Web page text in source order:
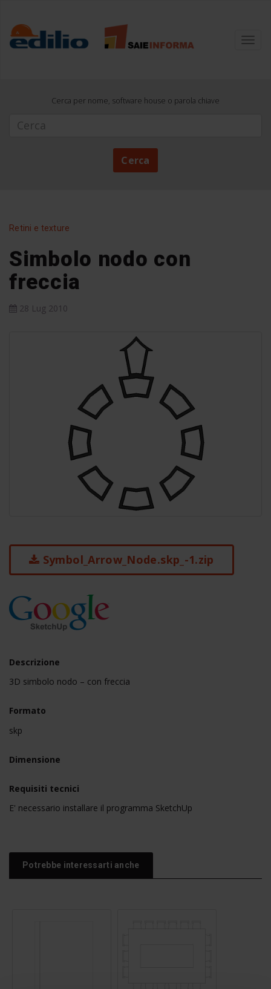
Cerca per nome, software house o parola chiave
Cerca
Retini e texture
Simbolo nodo con
freccia
28 Lug 2010
Symbol_Arrow_Node.skp_-1.zip
Descrizione
3D simbolo nodo – con freccia
Formato
skp
Dimensione
Requisiti tecnici
E' necessario installare il programma SketchUp
Potrebbe interessarti anche